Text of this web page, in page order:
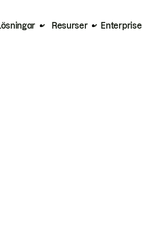
Lösningar Resurser Enterprise